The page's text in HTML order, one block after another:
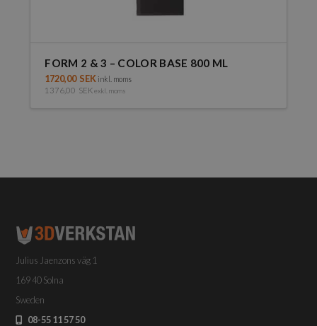
FORM 2 & 3 – COLOR BASE 800 ML
1720,00 SEK inkl. moms
1376,00 SEK exkl. moms
Julius Jaenzons väg 1
169 40 Solna
Sweden
08-55 11 57 50